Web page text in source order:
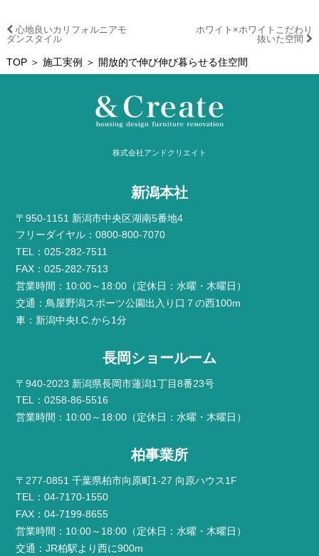
心地良いカリフォルニアモ
ダンスタイル
ホワイト×ホワイトこだわり
抜いた空間
TOP＞ 施工実例 ＞ 開放的で伸び伸び暮らせる住空間
株式会社アンドクリエイト
新潟本社
〒950-1151 新潟市中央区湖南5番地4
フリーダイヤル：0800-800-7070
TEL：025-282-7511
FAX：025-282-7513
営業時間：10:00～18:00（定休日：水曜・木曜日）
交通：鳥屋野潟スポーツ公園出入り口７の西100m
車：新潟中央I.C.から1分
長岡ショールーム
〒940-2023 新潟県長岡市蓮潟1丁目8番23号
TEL：0258-86-5516
営業時間：10:00～18:00（定休日：水曜・木曜日）
柏事業所
〒277-0851 千葉県柏市向原町1-27 向原ハウス1F
TEL：04-7170-1550
FAX：04-7199-8655
営業時間：10:00～18:00（定休日：水曜・木曜日）
交通：JR柏駅より西に900m